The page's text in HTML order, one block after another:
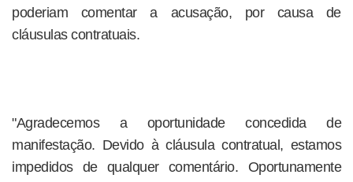
poderiam comentar a acusação, por causa de
cláusulas contratuais.
"Agradecemos a oportunidade concedida de
manifestação. Devido à cláusula contratual, estamos
impedidos de qualquer comentário. Oportunamente